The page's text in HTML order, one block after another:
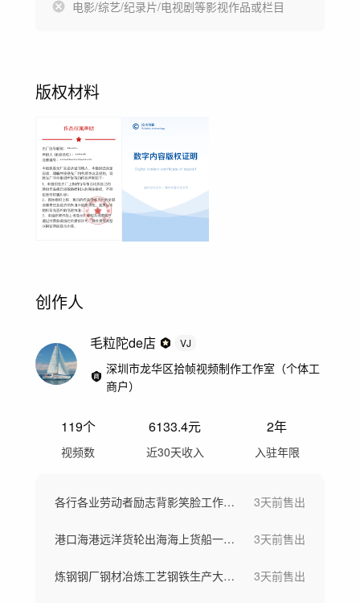
电影/综艺/纪录片/电视剧等影视作品或栏目
版权材料
创作人
毛粒陀de店 VJ
深圳市龙华区拾帧视频制作工作室（个体工
商户）
119个
视频数
6133.4元
近30天收入
2年
入驻年限
各行各业劳动者励志背影笑脸工作场景劳动节 3天前售出
港口海港远洋货轮出海海上货船一带一路 3天前售出
炼钢钢厂钢材冶炼工艺钢铁生产大型工厂航拍 3天前售出